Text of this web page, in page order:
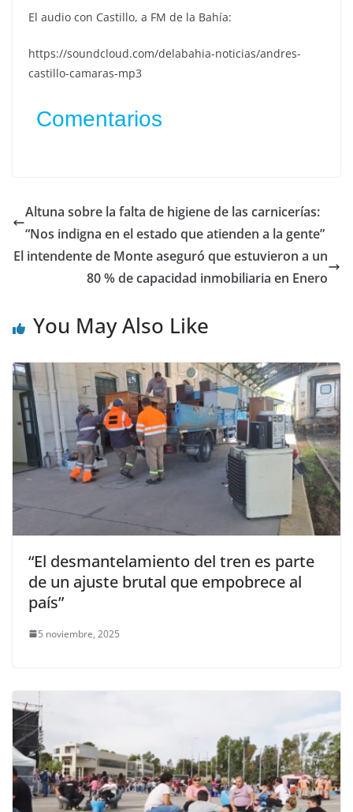
El audio con Castillo, a FM de la Bahía:
https://soundcloud.com/delabahia-noticias/andres-
castillo-camaras-mp3
Comentarios
Altuna sobre la falta de higiene de las carnicerías:
“Nos indigna en el estado que atienden a la gente”
El intendente de Monte aseguró que estuvieron a un
80 % de capacidad inmobiliaria en Enero
You May Also Like
“El desmantelamiento del tren es parte
de un ajuste brutal que empobrece al
país”
5 noviembre, 2025